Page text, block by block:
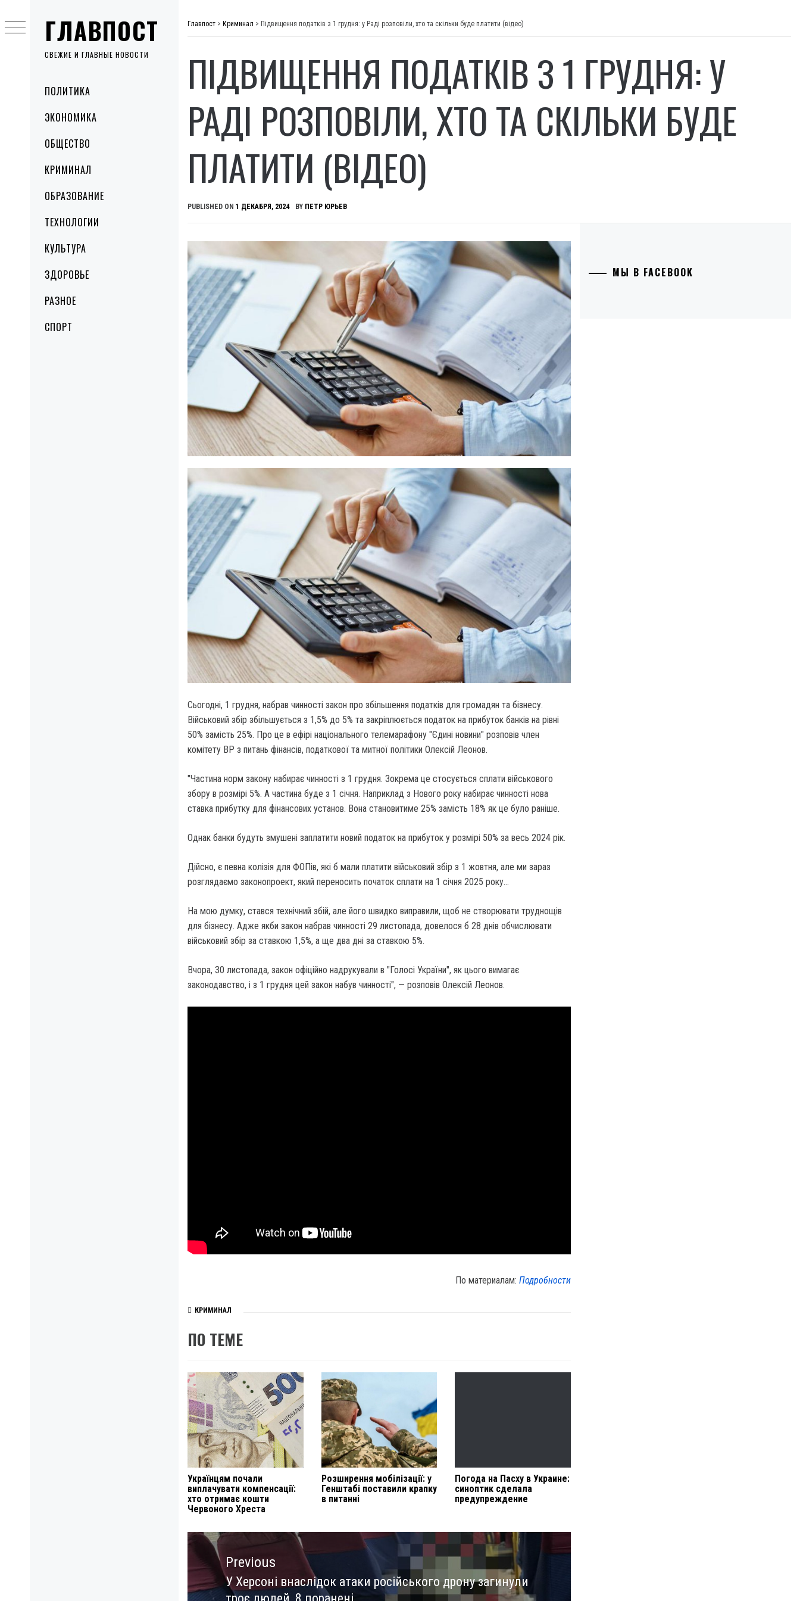
ГЛАВПОСТ
СВЕЖИЕ И ГЛАВНЫЕ НОВОСТИ
MenuПОЛИТИКА
ЭКОНОМИКА
ОБЩЕСТВО
КРИМИНАЛ
ОБРАЗОВАНИЕ
ТЕХНОЛОГИИ
КУЛЬТУРА
ЗДОРОВЬЕ
РАЗНОЕ
СПОРТ
to
content
Главпост > Криминал > Підвищення податків з 1 грудня: у Раді розповіли, хто та скільки буде платити (відео)
ПІДВИЩЕННЯ ПОДАТКІВ З 1 ГРУДНЯ: У
РАДІ РОЗПОВІЛИ, ХТО ТА СКІЛЬКИ БУДЕ
ПЛАТИТИ (ВІДЕО)
PUBLISHED ON 1 ДЕКАБРЯ, 2024 BY ПЕТР ЮРЬЕВ
Сьогодні, 1 грудня, набрав чинності закон про збільшення податків для громадян та бізнесу.
Військовий збір збільшується з 1,5% до 5% та закріплюється податок на прибуток банків на рівні
50% замість 25%. Про це в ефірі національного телемарафону "Єдині новини" розповів член
комітету ВР з питань фінансів, податкової та митної політики Олексій Леонов.
"Частина норм закону набирає чинності з 1 грудня. Зокрема це стосується сплати військового
збору в розмірі 5%. А частина буде з 1 січня. Наприклад з Нового року набирає чинності нова
ставка прибутку для фінансових установ. Вона становитиме 25% замість 18% як це було раніше.
Однак банки будуть змушені заплатити новий податок на прибуток у розмірі 50% за весь 2024 рік.
Дійсно, є певна колізія для ФОПів, які б мали платити військовий збір з 1 жовтня, але ми зараз
розглядаємо законопроект, який переносить початок сплати на 1 січня 2025 року…
На мою думку, стався технічний збій, але його швидко виправили, щоб не створювати труднощів
для бізнесу. Адже якби закон набрав чинності 29 листопада, довелося б 28 днів обчислювати
військовий збір за ставкою 1,5%, а ще два дні за ставкою 5%.
Вчора, 30 листопада, закон офіційно надрукували в "Голосі України", як цього вимагає
законодавство, і з 1 грудня цей закон набув чинності", — розповів Олексій Леонов.
По материалам:Подробности
КРИМИНАЛ
ПО ТЕМЕ
Українцям почали
виплачувати компенсації:
хто отримає кошти
Червоного Хреста
Розширення мобілізації: у
Генштабі поставили крапку
в питанні
Погода на Пасху в Украине:
синоптик сделала
предупреждение
Навигация
по
записямPrevious
Previous
У Херсоні внаслідок атаки російського дрону загинули
МЫ В FACEBOOK